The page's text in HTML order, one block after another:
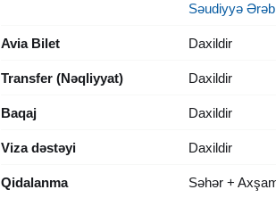
Səudiyyə
Avia Bilet Daxildir
Transfer (Nəqliyyat) Daxildir
Baqaj Daxildir
Viza dəstəyi Daxildir
Qidalanma Səhər +